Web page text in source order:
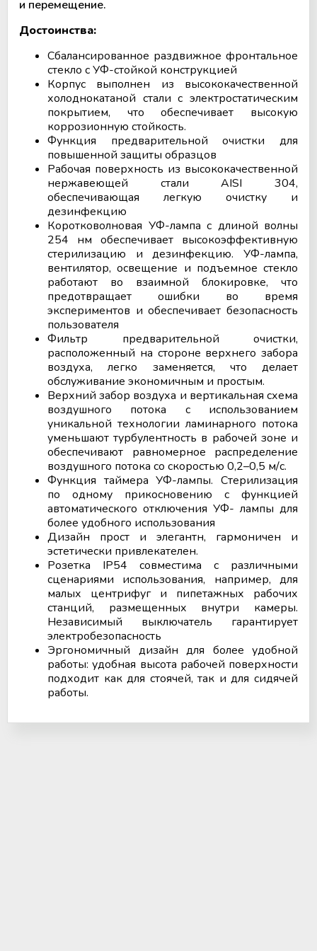
и перемещение.
Достоинства:
Сбалансированное раздвижное фронтальное
стекло с УФ-стойкой конструкцией
Корпус выполнен из высококачественной
холоднокатаной стали с электростатическим
покрытием, что обеспечивает высокую
коррозионную стойкость.
Функция предварительной очистки для
повышенной защиты образцов
Рабочая поверхность из высококачественной
нержавеющей стали AISI 304,
обеспечивающая легкую очистку и
дезинфекцию
Коротковолновая УФ-лампа с длиной волны
254 нм обеспечивает высокоэффективную
стерилизацию и дезинфекцию. УФ-лампа,
вентилятор, освещение и подъемное стекло
работают во взаимной блокировке, что
предотвращает ошибки во время
экспериментов и обеспечивает безопасность
пользователя
Фильтр предварительной очистки,
расположенный на стороне верхнего забора
воздуха, легко заменяется, что делает
обслуживание экономичным и простым.
Верхний забор воздуха и вертикальная схема
воздушного потока с использованием
уникальной технологии ламинарного потока
уменьшают турбулентность в рабочей зоне и
обеспечивают равномерное распределение
воздушного потока со скоростью 0,2–0,5 м/с.
Функция таймера УФ-лампы. Стерилизация
по одному прикосновению с функцией
автоматического отключения УФ- лампы для
более удобного использования
Дизайн прост и элегантн, гармоничен и
эстетически привлекателен.
Розетка IP54 совместима с различными
сценариями использования, например, для
малых центрифуг и пипетажных рабочих
станций, размещенных внутри камеры.
Независимый выключатель гарантирует
электробезопасность
Эргономичный дизайн для более удобной
работы: удобная высота рабочей поверхности
подходит как для стоячей, так и для сидячей
работы.